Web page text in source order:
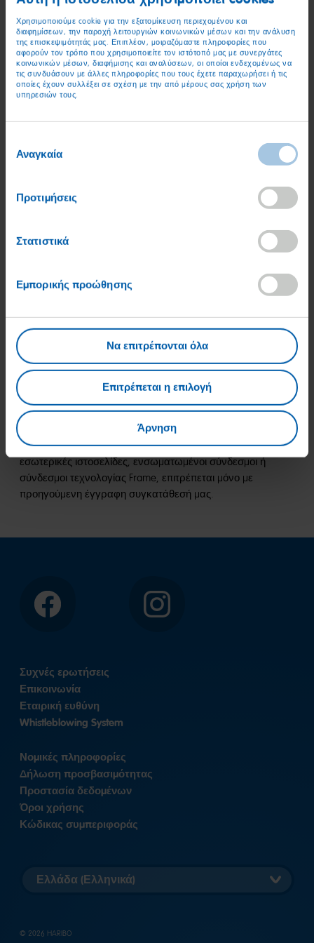
Χρησιμοποιούμε cookie για την εξατομίκευση περιεχομένου και
διαφημίσεων, την παροχή λειτουργιών κοινωνικών μέσων και την ανάλυση
της επισκεψιμότητάς μας. Επιπλέον, μοιραζόμαστε πληροφορίες που
αφορούν τον τρόπο που χρησιμοποιείτε τον ιστότοπό μας με συνεργάτες
κοινωνικών μέσων, διαφήμισης και αναλύσεων, οι οποίοι ενδεχομένως να
τις συνδυάσουν με άλλες πληροφορίες που τους έχετε παραχωρήσει ή τις
οποίες έχουν συλλέξει σε σχέση με την από μέρους σας χρήση των
υπηρεσιών τους.
συγκατάθεσης
Αναγκαία
Προτιμήσεις
Στατιστικά
Εμπορικής προώθησης
Να επιτρέπονται όλα
Επιτρέπεται η επιλογή
Άρνηση
διαπιστώσουμε νομικές παραβιάσεις μέσω του
περιεχομένου των συνδεδεμένων σελίδων, θα
καταργήσουμε αυτούς τους συνδέσμους αμέσως. Αυτή η
δήλωση ισχύει για όλους τους συνδέσμους που υπάρχουν
στις σελίδες μας.
Κατά την ψηφιοποίηση δεδομένων ενδέχεται να
προγραμμάτων περιήγησης στο διαδίκτυο και επιμέρους
ρυθμίσεων λογισμικού μπορεί να οδηγήσει σε αποκλίσεις
Το περιεχόμενο, ο σχεδιασμός και η δομή της ιστοσελίδας
διατηρούμε ρητά όλα τα δικαιώματα ιδιοκτησίας.
Ειδικότερα, η αναπαραγωγή, η επεξεργασία, η διανομή και
κάθε είδους εκμετάλλευση απαιτούν την έγγραφη
συγκατάθεσή μας, εκτός εάν επιτρέπεται χωρίς
συγκατάθεση σύμφωνα με τους νομικούς κανονισμούς. Οι
λήψεις και τα αντίγραφα αυτών των σελίδων επιτρέπονται
μόνο για ιδιωτική, μη εμπορική χρήση, εκτός εάν ορίζεται
διαφορετικά σε μεμονωμένες περιπτώσεις. Η χρήση
υπερσυνδέσμων στις ιστοσελίδες μας, ιδίως σύνδεσμοι με
εσωτερικές ιστοσελίδες, ενσωματωμένοι σύνδεσμοι ή
σύνδεσμοι τεχνολογίας Frame, επιτρέπεται μόνο με
προηγούμενη έγγραφη συγκατάθεσή μας.
Facebook Instagram
Συχνές ερωτήσεις
Επικοινωνία
Εταιρική ευθύνη
Whistleblowing System
Νομικές πληροφορίες
Δήλωση προσβασιμότητας
Προστασία δεδομένων
Όροι χρήσης
Κώδικας συμπεριφοράς
Επιλογή
έκδοσης
© 2026 HARIBO